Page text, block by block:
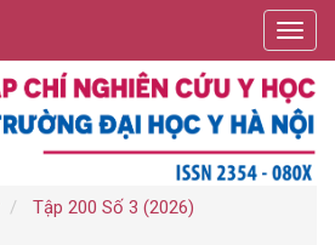
Tập 200 Số 3 (2026)